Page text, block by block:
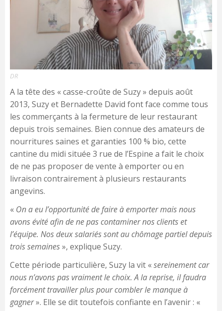
DR
A la tête des « casse-croûte de Suzy » depuis août
2013, Suzy et Bernadette David font face comme tous
les commerçants à la fermeture de leur restaurant
depuis trois semaines. Bien connue des amateurs de
nourritures saines et garanties 100 % bio, cette
cantine du midi située 3 rue de l’Espine a fait le choix
de ne pas proposer de vente à emporter ou en
livraison contrairement à plusieurs restaurants
angevins.
« On a eu l’opportunité de faire à emporter mais nous
avons évité afin de ne pas contaminer nos clients et
l’équipe. Nos deux salariés sont au chômage partiel depuis
trois semaines», explique Suzy.
Cette période particulière, Suzy la vit «sereinement car
nous n’avons pas vraiment le choix. A la reprise, il faudra
forcément travailler plus pour combler le manque à
gagner». Elle se dit toutefois confiante en l’avenir : «